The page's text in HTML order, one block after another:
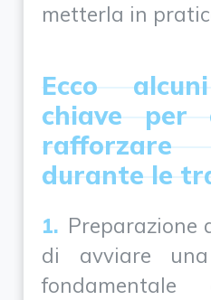
metterla in
Ecco
chiave per
rafforzare
durante le
Preparazione
di avviare
fondamentale